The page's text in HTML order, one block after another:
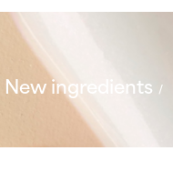
New ingredients